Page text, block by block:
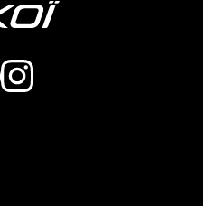
ロパンチング伸縮性ショ